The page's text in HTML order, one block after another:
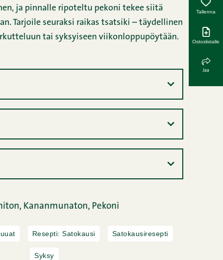
ja pinnalle ripoteltu pekoni tekee siitä
Tarjoile seuraksi raikas tsatsiki – täydellinen
tai syksyiseen viikonloppupöytään.
Kananmunaton, Pekoni
Resepti: Satokausi Satokausiresepti
Syksy
Tallenna
Ostoslistalle
Jaa